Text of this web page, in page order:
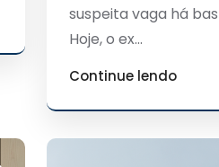
suspeita vaga há
Hoje, o ex...
Continue lendo